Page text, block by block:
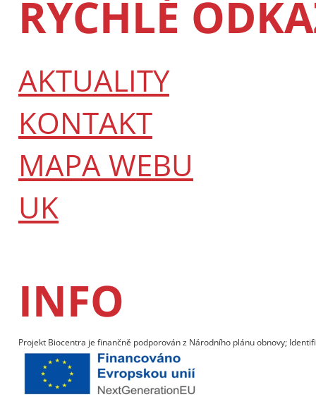
RYCHLÉ
AKTUALITY
KONTAKT
MAPA WEBU
UK
INFO
Projekt Biocentra je finančně podporován z Národního plánu obnovy;